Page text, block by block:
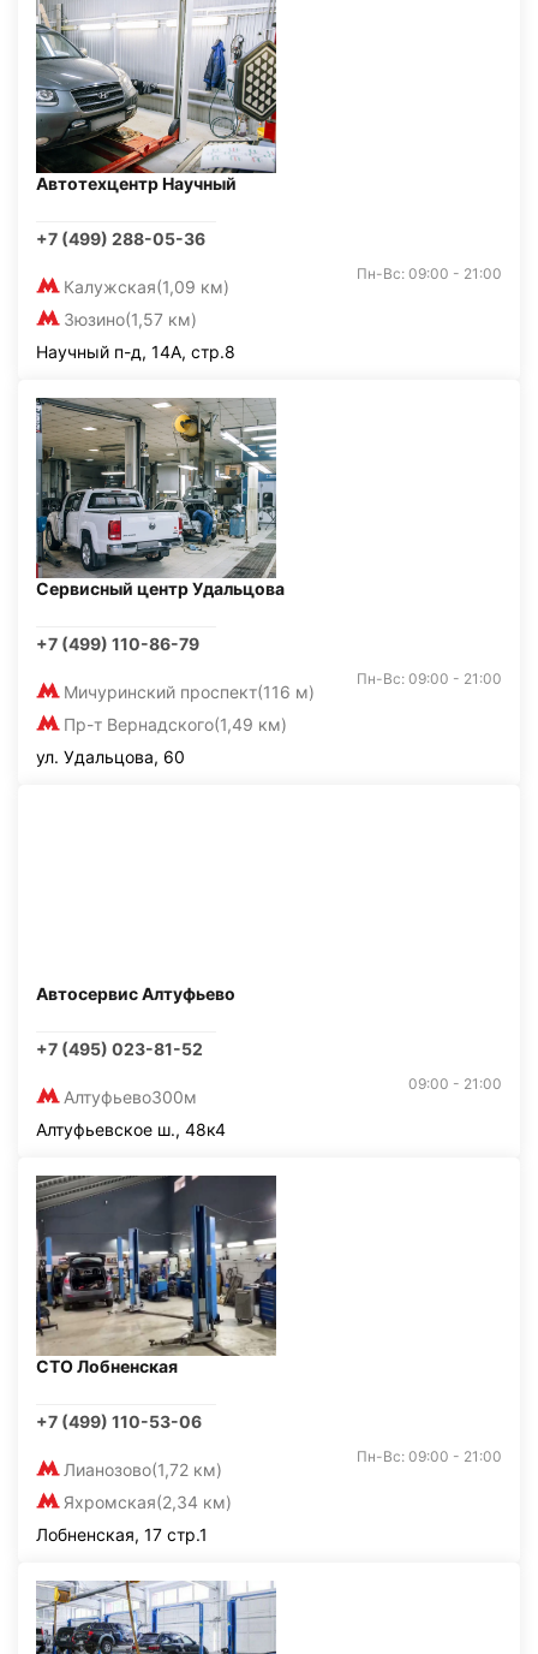
Автотехцентр Научный
+7 (499) 288-05-36
Калужская(1,09 км)
Зюзино(1,57 км)
Пн-Вс: 09:00 - 21:00
Научный п-д, 14А, стр.8
Сервисный центр Удальцова
+7 (499) 110-86-79
Мичуринский проспект(116 м)
Пр-т Вернадского(1,49 км)
Пн-Вс: 09:00 - 21:00
ул. Удальцова, 60
Автосервис Алтуфьево
+7 (495) 023-81-52
Алтуфьево300м
09:00 - 21:00
Алтуфьевское ш., 48к4
СТО Лобненская
+7 (499) 110-53-06
Лианозово(1,72 км)
Яхромская(2,34 км)
Пн-Вс: 09:00 - 21:00
Лобненская, 17 стр.1